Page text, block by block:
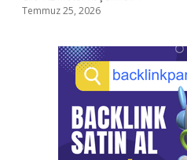
Temmuz 25, 2026